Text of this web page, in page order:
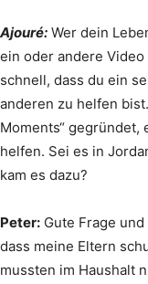
Ajouré: Wer dein
ein oder andere
schnell, dass du ein
anderen zu helfen
Moments“ gegründet,
helfen. Sei es in
kam es dazu?
Peter: Gute Frage
dass meine Eltern
mussten im Haushalt